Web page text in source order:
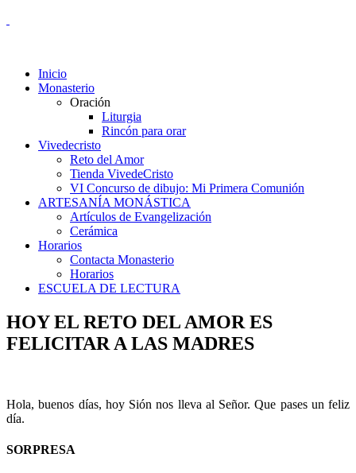
Inicio
Monasterio
Oración
Liturgia
Rincón para orar
Vivedecristo
Reto del Amor
Tienda VivedeCristo
VI Concurso de dibujo: Mi Primera Comunión
ARTESANÍA MONÁSTICA
Artículos de Evangelización
Cerámica
Horarios
Contacta Monasterio
Horarios
ESCUELA DE LECTURA
HOY EL RETO DEL AMOR ES
FELICITAR A LAS MADRES
Hola, buenos días, hoy Sión nos lleva al Señor. Que pases un feliz
día.
SORPRESA